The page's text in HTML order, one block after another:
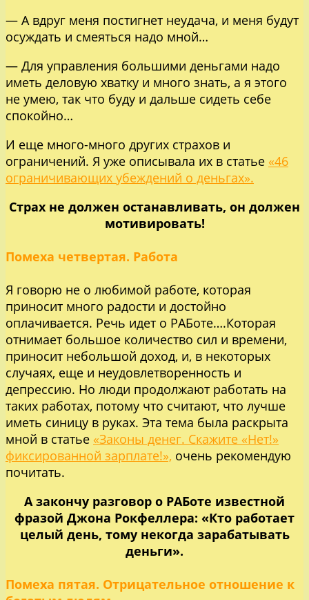
— А вдруг меня постигнет неудача, и меня будут
осуждать и смеяться надо мной…
— Для управления большими деньгами надо
иметь деловую хватку и много знать, а я этого
не умею, так что буду и дальше сидеть себе
спокойно…
И еще много-много других страхов и
ограничений. Я уже описывала их в статье «46
ограничивающих убеждений о деньгах».
Страх не должен останавливать, он должен
мотивировать!
Помеха четвертая. Работа
Я говорю не о любимой работе, которая
приносит много радости и достойно
оплачивается. Речь идет о РАБоте….Которая
отнимает большое количество сил и времени,
приносит небольшой доход, и, в некоторых
случаях, еще и неудовлетворенность и
депрессию. Но люди продолжают работать на
таких работах, потому что считают, что лучше
иметь синицу в руках. Эта тема была раскрыта
мной в статье «Законы денег. Скажите «Нет!»
фиксированной зарплате!», очень рекомендую
почитать.
А закончу разговор о РАБоте известной
фразой Джона Рокфеллера: «Кто работает
целый день, тому некогда зарабатывать
деньги».
Помеха пятая. Отрицательное отношение к